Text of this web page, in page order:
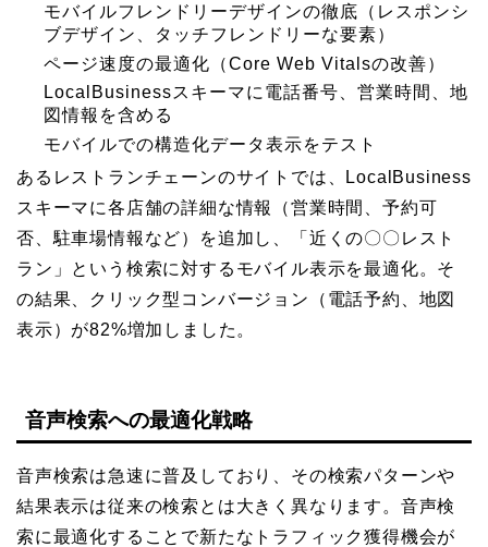
モバイルフレンドリーデザインの徹底（レスポンシ
ブデザイン、タッチフレンドリーな要素）
ページ速度の最適化（Core Web Vitalsの改善）
LocalBusinessスキーマに電話番号、営業時間、地
図情報を含める
モバイルでの構造化データ表示をテスト
あるレストランチェーンのサイトでは、LocalBusiness
スキーマに各店舗の詳細な情報（営業時間、予約可
否、駐車場情報など）を追加し、「近くの〇〇レスト
ラン」という検索に対するモバイル表示を最適化。そ
の結果、クリック型コンバージョン（電話予約、地図
表示）が82%増加しました。
音声検索への最適化戦略
音声検索は急速に普及しており、その検索パターンや
結果表示は従来の検索とは大きく異なります。音声検
索に最適化することで新たなトラフィック獲得機会が